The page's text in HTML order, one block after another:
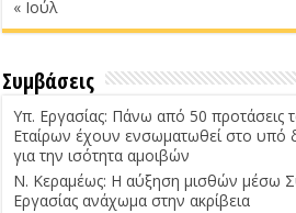
« Ιούλ
Συμβάσεις
Υπ. Εργασίας: Πάνω από 50 προτάσεις
Εταίρων έχουν ενσωματωθεί στο
για την ισότητα αμοιβών
Ν. Κεραμέως: Η αύξηση μισθών μέσω
Εργασίας ανάχωμα στην ακρίβεια